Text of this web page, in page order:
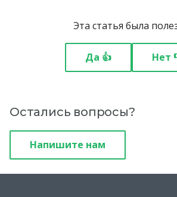
Эта статья была
Да 👍 Нет
Остались вопросы?
Напишите нам